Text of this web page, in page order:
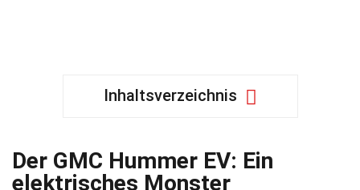
Inhaltsverzeichnis
Der GMC Hummer EV: Ein
elektrisches Monster